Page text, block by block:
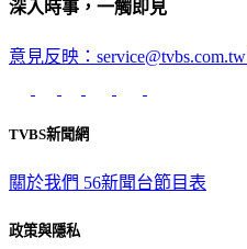
深入時事，一觸即見
意見反映：service@tvbs.com.tw
TVBS新聞網
關於我們 56新聞台節目表
政策與隱私